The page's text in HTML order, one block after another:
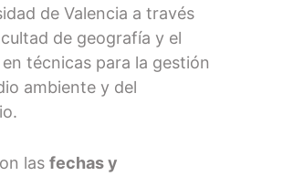
de Valencia a través
de geografía y el
técnicas para la gestión
ambiente y del
lasfechas y